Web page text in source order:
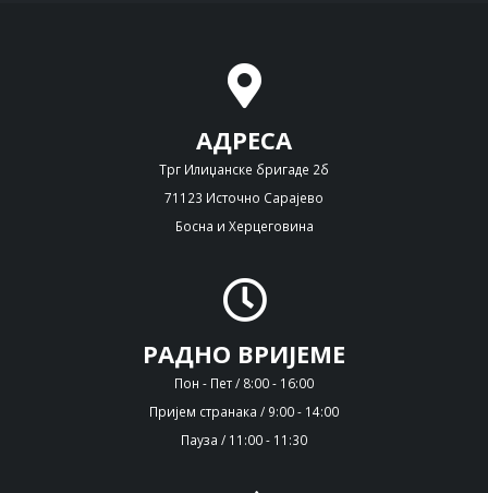
АДРЕСА
Трг Илиџанске бригаде 2б
71123 Источно Сарајево
Босна и Херцеговина
РАДНО ВРИЈЕМЕ
Пон - Пет / 8:00 - 16:00
Пријем странака / 9:00 - 14:00
Пауза / 11:00 - 11:30